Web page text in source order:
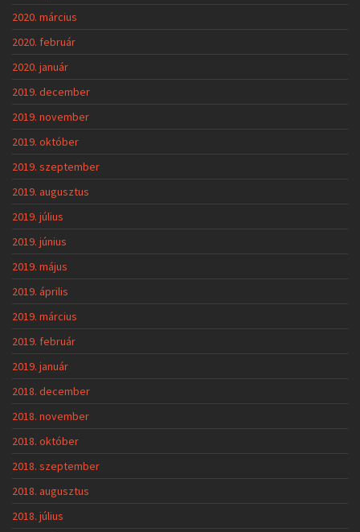
2020. március
2020. február
2020. január
2019. december
2019. november
2019. október
2019. szeptember
2019. augusztus
2019. július
2019. június
2019. május
2019. április
2019. március
2019. február
2019. január
2018. december
2018. november
2018. október
2018. szeptember
2018. augusztus
2018. július